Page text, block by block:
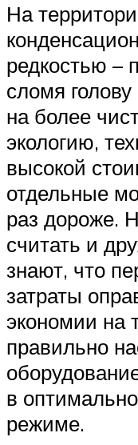
На
редкостью –
сломя
на более
экологию,
высокой
отдельные
раз дороже.
считать и
знают, что
затраты
экономии на
правильно
в
режиме.